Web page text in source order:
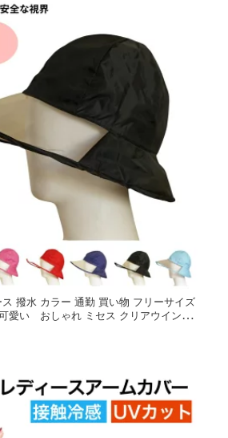
撥水 カラー 通勤 買い物 フリーサイズ
愛い おしゃれ ミセス クリアウインドウ
送迎 カッパフード